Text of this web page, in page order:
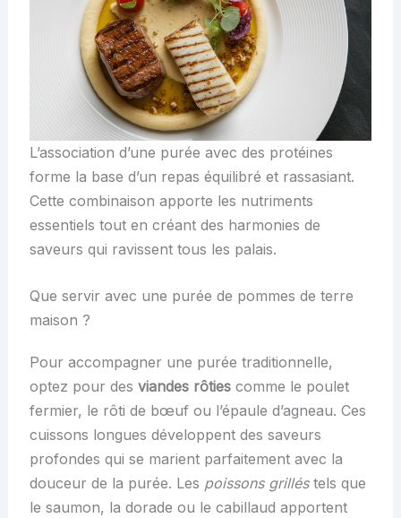
L’association d’une purée avec des protéines
forme la base d’un repas équilibré et rassasiant.
Cette combinaison apporte les nutriments
essentiels tout en créant des harmonies de
saveurs qui ravissent tous les palais.
Que servir avec une purée de pommes de terre
maison ?
Pour accompagner une purée traditionnelle,
optez pour des viandes rôtiescomme le poulet
fermier, le rôti de bœuf ou l’épaule d’agneau. Ces
cuissons longues développent des saveurs
profondes qui se marient parfaitement avec la
douceur de la purée. Les poissons grilléstels que
le saumon, la dorade ou le cabillaud apportent